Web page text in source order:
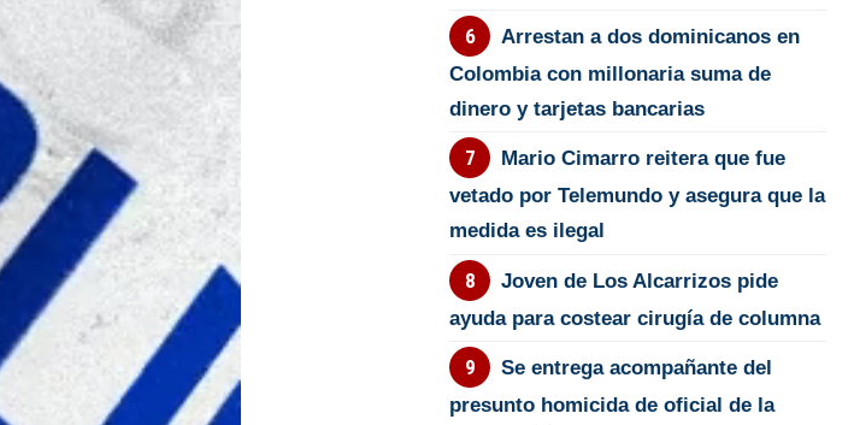
Arrestan a dos dominicanos en
Colombia con millonaria suma de
dinero y tarjetas bancarias
Mario Cimarro reitera que fue
vetado por Telemundo y asegura que la
medida es ilegal
Joven de Los Alcarrizos pide
ayuda para costear cirugía de columna
Se entrega acompañante del
presunto homicida de oficial de la